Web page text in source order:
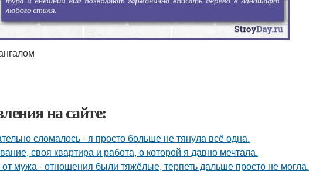
на сайте:
сломалось - я просто больше не тянула всё одна.
своя квартира и работа, о которой я давно мечтала.
мужа - отношения были тяжёлые, терпеть дальше просто не могла.